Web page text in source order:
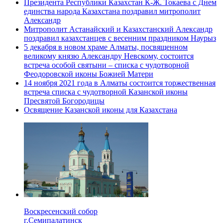
Президента Республики Казахстан К-Ж. Токаева с Днем
единства народа Казахстана поздравил митрополит
Александр
Митрополит Астанайский и Казахстанский Александр
поздравил казахстанцев с весенним праздником Наурыз
5 декабря в новом храме Алматы, посвященном
великому князю Александру Невскому, состоится
встреча особой святыни – списка с чудотворной
Феодоровской иконы Божией Матери
14 ноября 2021 года в Алматы состоится торжественная
встреча списка с чудотворной Казанской иконы
Пресвятой Богородицы
Освящение Казанской иконы для Казахстана
Воскресенский собор
г.Семипалатинск